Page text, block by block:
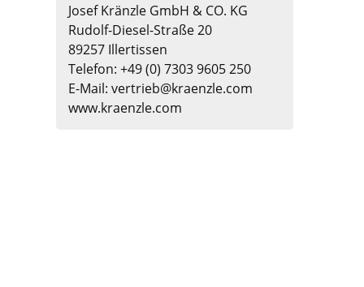
Josef Kränzle GmbH & CO. KG
Rudolf-Diesel-Straße 20
89257 Illertissen
Telefon: +49 (0) 7303 9605 250
E-Mail: vertrieb@kraenzle.com
www.kraenzle.com